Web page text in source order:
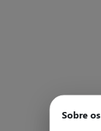
Sobre